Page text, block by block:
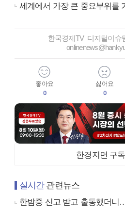
세계에서 가장 큰 중요부위를
한국경제TV 디지털이
좋아요
0
싫어요
0
한경지면 구
실시간관련뉴스
한밤중 신고 받고 출동했더니